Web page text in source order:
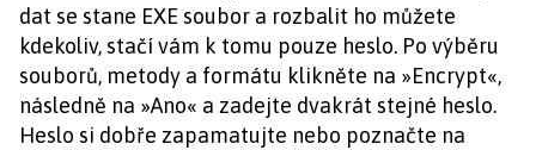
dat se stane EXE soubor a rozbalit ho můžete
kdekoliv, stačí vám k tomu pouze heslo. Po výběru
souborů, metody a formátu klikněte na »Encrypt«,
následně na »Ano« a zadejte dvakrát stejné heslo.
Heslo si dobře zapamatujte nebo poznačte na